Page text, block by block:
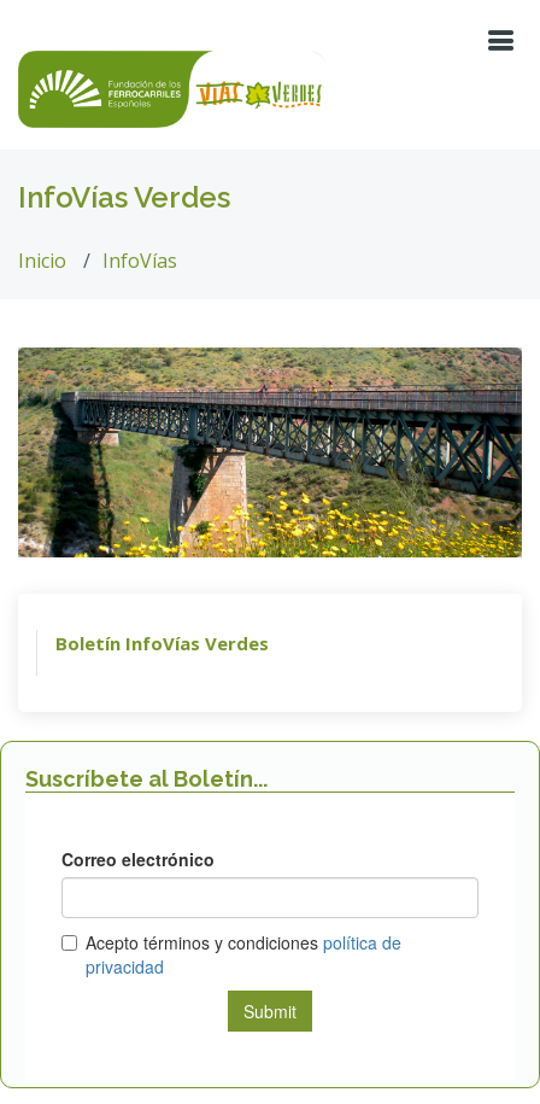
InfoVías Verdes
Inicio InfoVías
Boletín InfoVías Verdes
Suscríbete al Boletín...